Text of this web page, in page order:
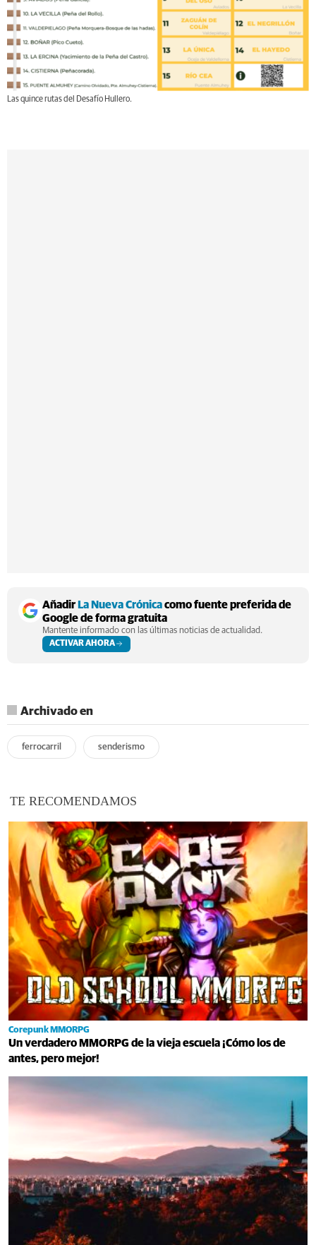
Las quince rutas del Desafío Hullero.
Añadir La Nueva Crónicacomo fuente preferida de
Google de forma gratuita
Mantente informado con las últimas noticias de actualidad.
ACTIVAR AHORA
Archivado en
ferrocarril senderismo
TE RECOMENDAMOS
Corepunk MMORPG
Un verdadero MMORPG de la vieja escuela ¡Cómo los de
antes, pero mejor!